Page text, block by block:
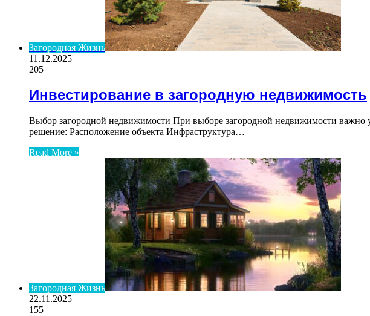
Загородная Жизнь
11.12.2025
205
Инвестирование в загородную недвижимость
Выбор загородной недвижимости При выборе загородной недвижимости важно
решение: Расположение объекта Инфраструктура…
Read More »
Загородная Жизнь
22.11.2025
155